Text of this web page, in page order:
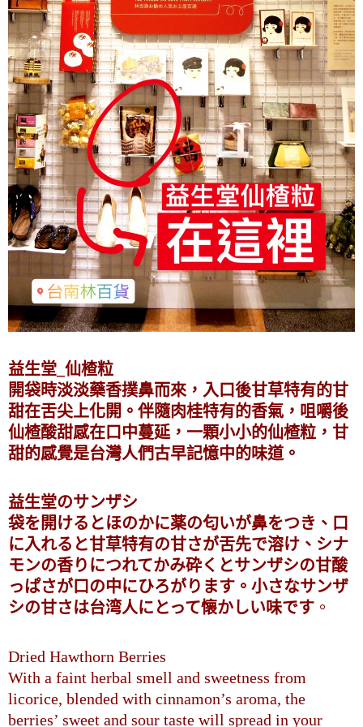
益生堂_仙楂粒
開袋時淡淡藥香撲鼻而來，入口後甘草特有的甘
甜在舌尖上化開。伴隨肉桂特有的香氣，咀嚼後
仙楂酸甜感在口中蔓延，一顆小小的仙楂粒，甘
甜的感覺是台灣人們古早記憶中的味道。
益生堂のサンザシ
袋を開けるとほのかに薬の匂いが鼻をつき、口
に入れると甘草特有の甘さが舌先で溶け、シナ
モンの香りにつれてかみ砕くとサンザシの甘酸
っぱさが口の中にひろがります。小さなサンザ
シの甘さは台湾人にとって懐かしい味です 。
Dried Hawthorn Berries
With a faint herbal smell and sweetness from
licorice, blended with cinnamon’s aroma, the
berries’ sweet and sour taste will spread in your